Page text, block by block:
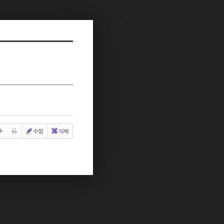
수정 삭제